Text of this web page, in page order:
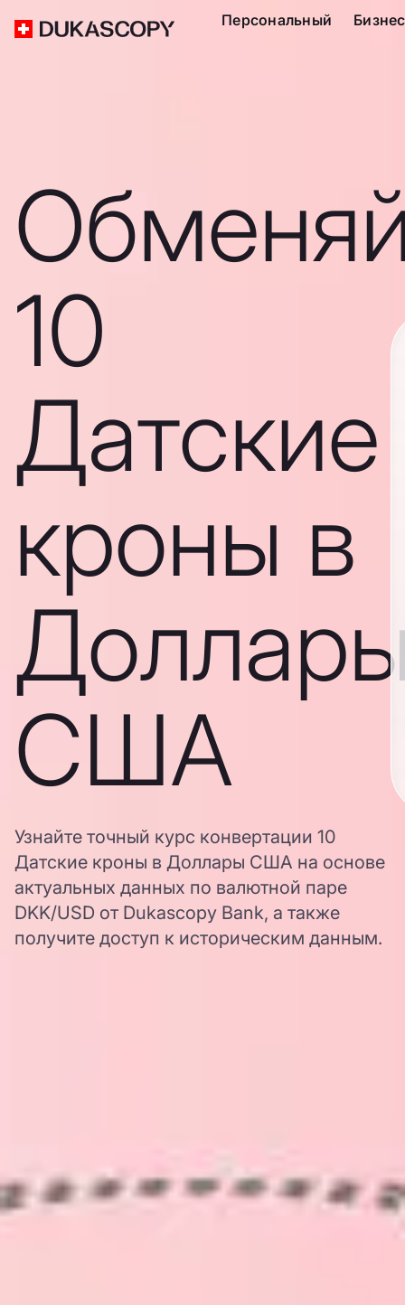
Персональный Бизнес
10
Датские
кроны в
США
Узнайте точный курс конвертации 10
Датские кроны в Доллары США на основе
актуальных данных по валютной паре
DKK/USD от Dukascopy Bank, а также
получите доступ к историческим данным.